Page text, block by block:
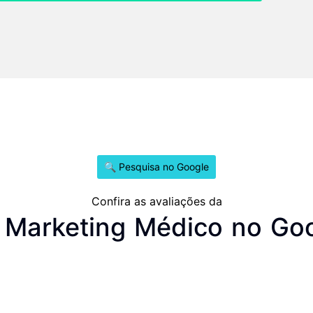
🔍 Pesquisa no Google
Confira as avaliações da
Marketing Médico no